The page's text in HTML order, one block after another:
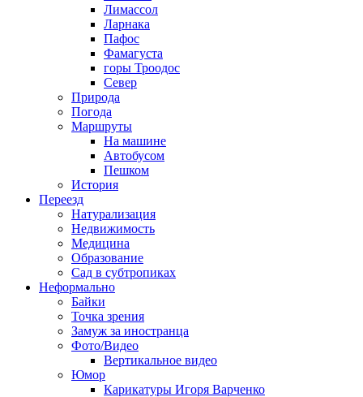
Лимассол
Ларнака
Пафос
Фамагуста
горы Троодос
Север
Природа
Погода
Маршруты
На машине
Автобусом
Пешком
История
Переезд
Натурализация
Недвижимость
Медицина
Образование
Сад в субтропиках
Неформально
Байки
Точка зрения
Замуж за иностранца
Фото/Видео
Вертикальное видео
Юмор
Карикатуры Игоря Варченко